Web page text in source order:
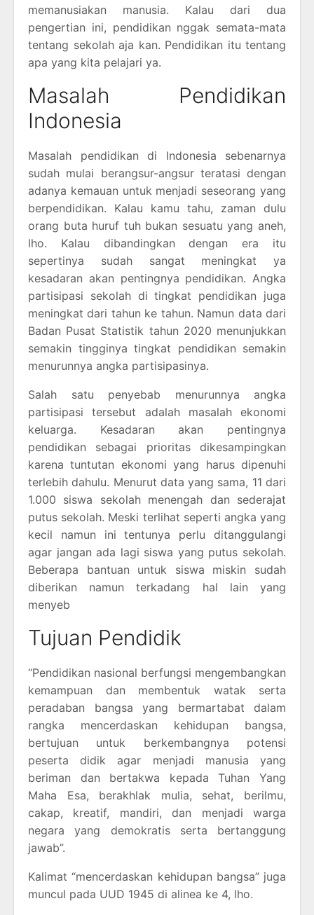
memanusiakan manusia. Kalau dari dua
pengertian ini, pendidikan nggak semata-mata
tentang sekolah aja kan. Pendidikan itu tentang
apa yang kita pelajari ya.
Masalah Pendidikan
Indonesia
Masalah pendidikan di Indonesia sebenarnya
sudah mulai berangsur-angsur teratasi dengan
adanya kemauan untuk menjadi seseorang yang
berpendidikan. Kalau kamu tahu, zaman dulu
orang buta huruf tuh bukan sesuatu yang aneh,
lho. Kalau dibandingkan dengan era itu
sepertinya sudah sangat meningkat ya
kesadaran akan pentingnya pendidikan. Angka
partisipasi sekolah di tingkat pendidikan juga
meningkat dari tahun ke tahun. Namun data dari
Badan Pusat Statistik tahun 2020 menunjukkan
semakin tingginya tingkat pendidikan semakin
menurunnya angka partisipasinya.
Salah satu penyebab menurunnya angka
partisipasi tersebut adalah masalah ekonomi
keluarga. Kesadaran akan pentingnya
pendidikan sebagai prioritas dikesampingkan
karena tuntutan ekonomi yang harus dipenuhi
terlebih dahulu. Menurut data yang sama, 11 dari
1.000 siswa sekolah menengah dan sederajat
putus sekolah. Meski terlihat seperti angka yang
kecil namun ini tentunya perlu ditanggulangi
agar jangan ada lagi siswa yang putus sekolah.
Beberapa bantuan untuk siswa miskin sudah
diberikan namun terkadang hal lain yang
menyeb
Tujuan Pendidik
“Pendidikan nasional berfungsi mengembangkan
kemampuan dan membentuk watak serta
peradaban bangsa yang bermartabat dalam
rangka mencerdaskan kehidupan bangsa,
bertujuan untuk berkembangnya potensi
peserta didik agar menjadi manusia yang
beriman dan bertakwa kepada Tuhan Yang
Maha Esa, berakhlak mulia, sehat, berilmu,
cakap, kreatif, mandiri, dan menjadi warga
negara yang demokratis serta bertanggung
jawab”.
Kalimat “mencerdaskan kehidupan bangsa” juga
muncul pada UUD 1945 di alinea ke 4, lho.